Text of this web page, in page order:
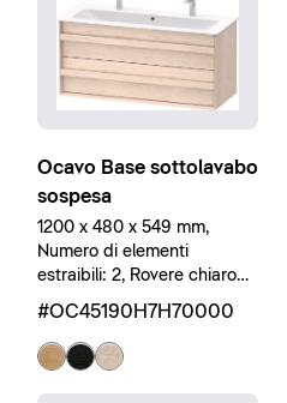
Ocavo Base sottolavabo
sospesa
1200 x 480 x 549 mm,
Numero di elementi
estraibili: 2, Rovere chiaro
massello opaco, Rovere
Legno massello
#OC45190H7H70000